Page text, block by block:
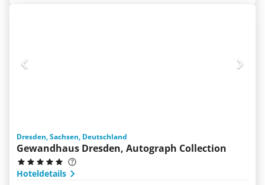
Dresden, Sachsen, Deutschland
Gewandhaus Dresden, Autograph Collection
Hoteldetails